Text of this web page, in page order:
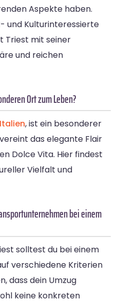
Aspekte haben.
und Kulturinteressierte
Triest mit seiner
und reichen
Ort zum Leben?
Italien, ist ein besonderer
das elegante Flair
Dolce Vita. Hier findest
Vielfalt und
bei einem
solltest du bei einem
verschiedene Kriterien
dass dein Umzug
keine konkreten